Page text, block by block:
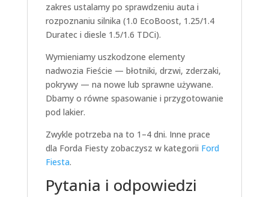
zakres ustalamy po sprawdzeniu auta i
rozpoznaniu silnika (1.0 EcoBoost, 1.25/1.4
Duratec i diesle 1.5/1.6 TDCi).
Wymieniamy uszkodzone elementy
nadwozia Fieście — błotniki, drzwi, zderzaki,
pokrywy — na nowe lub sprawne używane.
Dbamy o równe spasowanie i przygotowanie
pod lakier.
Zwykle potrzeba na to 1–4 dni. Inne prace
dla Forda Fiesty zobaczysz w kategorii Ford
Fiesta.
Pytania i odpowiedzi